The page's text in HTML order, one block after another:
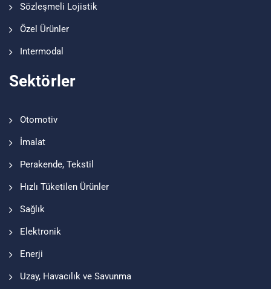
Sözleşmeli Lojistik
Özel Ürünler
Intermodal
Sektörler
Otomotiv
İmalat
Perakende, Tekstil
Hızlı Tüketilen Ürünler
Sağlık
Elektronik
Enerji
Uzay, Havacılık ve Savunma